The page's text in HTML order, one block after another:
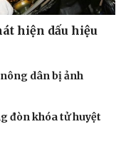
hiện dấu hiệu
dân bị ảnh
đòn khóa tử huyệt